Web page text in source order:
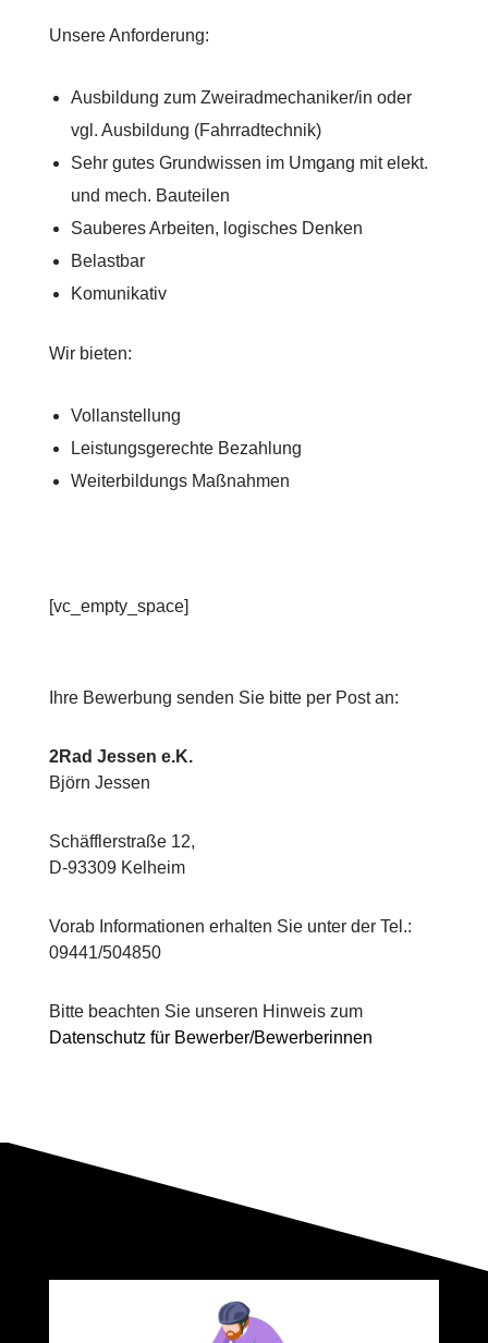
Unsere Anforderung:
Ausbildung zum Zweiradmechaniker/in oder
vgl. Ausbildung (Fahrradtechnik)
Sehr gutes Grundwissen im Umgang mit elekt.
und mech. Bauteilen
Sauberes Arbeiten, logisches Denken
Belastbar
Komunikativ
Wir bieten:
Vollanstellung
Leistungsgerechte Bezahlung
Weiterbildungs Maßnahmen
[vc_empty_space]
Ihre Bewerbung senden Sie bitte per Post an:
2Rad Jessen e.K.
Björn Jessen
Schäfflerstraße 12,
D-93309 Kelheim
Vorab Informationen erhalten Sie unter der Tel.:
09441/504850
Bitte beachten Sie unseren Hinweis zum
Datenschutz für Bewerber/Bewerberinnen
o